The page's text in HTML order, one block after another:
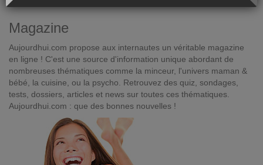
Magazine
Aujourdhui.com propose aux internautes un véritable magazine
en ligne ! C'est une source d'information unique abordant de
nombreuses thématiques comme la minceur, l'univers maman &
bébé, la cuisine, ou la psycho. Retrouvez des quiz, sondages,
tests, dossiers, articles et news sur toutes ces thématiques.
Aujourdhui.com : que des bonnes nouvelles !